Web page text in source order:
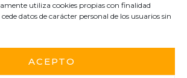
utiliza cookies propias con finalidad
datos de carácter personal de los usuarios sin
ACEPTO
20:30